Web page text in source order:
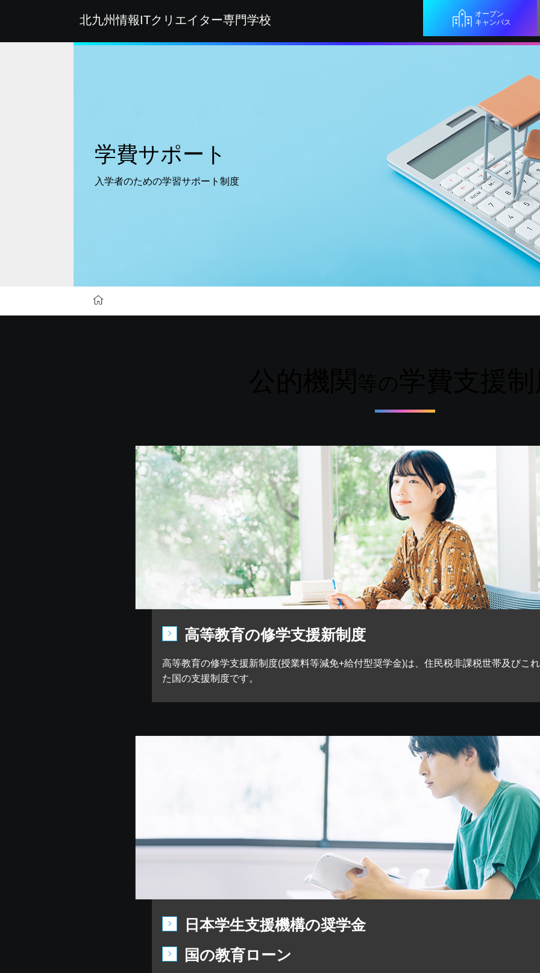
北九州情報ITクリエイター専門学校
オープン
キャンパス
学費サポート
入学者のための学習サポート制度
高等教育の修学支援新制度
高等教育の修学支援新制度(授業料等減免+給付型奨学金)は、住民税非課税世帯及びこ
た国の支援制度です。
日本学生支援機構の奨学金
国の教育ローン